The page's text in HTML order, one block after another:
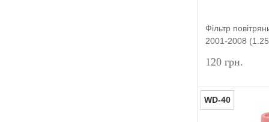
Фільтр
2001-2008
120 грн.
WD-40